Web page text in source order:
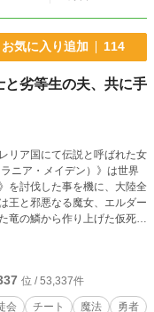
し〉の同級生を辱めようとし
メイトの人望を得る事に成功
の二人が頼りにする先輩が
エマ・ダーリングに見出さ
ぎ部〉への入部を許可され
王女の〈影〉として王国の
お気に入り追加 114
と劣等生の夫、共に手
リア国にて伝説と呼ばれた女
を討伐した事を機に、大陸全
王と邪悪なる魔女、エルダー
竜の鱗から作り上げた仮死の
ヴォルトの地下の保存施設
り続けていたのだが、ある
益となる《魔銃士》を生み
位 / 53,337件
会 チート 魔法
勇者